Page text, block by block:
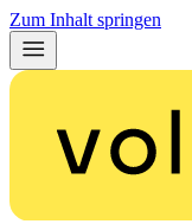
Zum Inhalt springen